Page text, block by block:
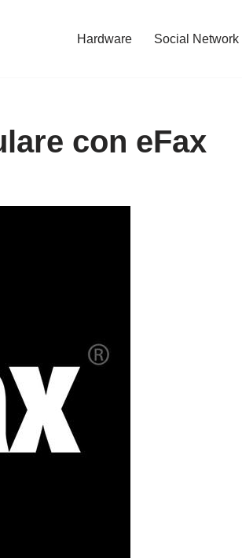
Hardware Social Network
con eFax